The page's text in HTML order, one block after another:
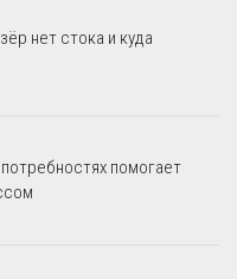
нет стока и куда
помогает